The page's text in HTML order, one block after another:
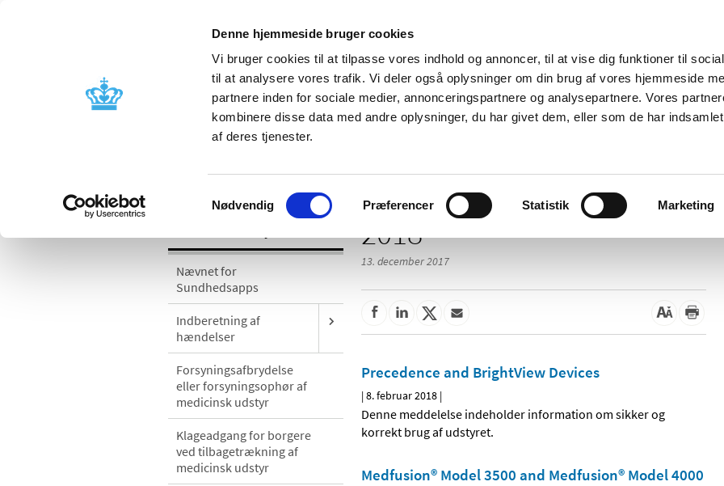
Denne hjemmeside bruger cookies
Vi bruger cookies til at tilpasse vores indhold og annoncer, til at vise dig funktioner til
til at analysere vores trafik. Vi deler også oplysninger om din brug af vores hjemmeside
partnere inden for sociale medier, annonceringspartnere og analysepartnere. Vores
kombinere disse data med andre oplysninger, du har givet dem, eller som de har
af deres tjenester.
Samtykkevalg
Nødvendig Præferencer Statistik Marketing
Nyheder Om os Kontakt
Godkendelse og
Bivirkninger og
produktinformation
Tilskud og
Apoteker og salg af
Nævnet for
Sundhedsapps
Indberetning af
hændelser
Forsyningsafbrydelse
eller forsyningsophør af
medicinsk udstyr
Klageadgang for borgere
ved tilbagetrækning af
medicinsk udstyr
2018
13. december 2017
Precedence and BrightView Devices
|8. februar 2018 |
Denne meddelelse indeholder information om sikker og
korrekt brug af udstyret.
Medfusion® Model 3500 and Medfusion® Model 4000